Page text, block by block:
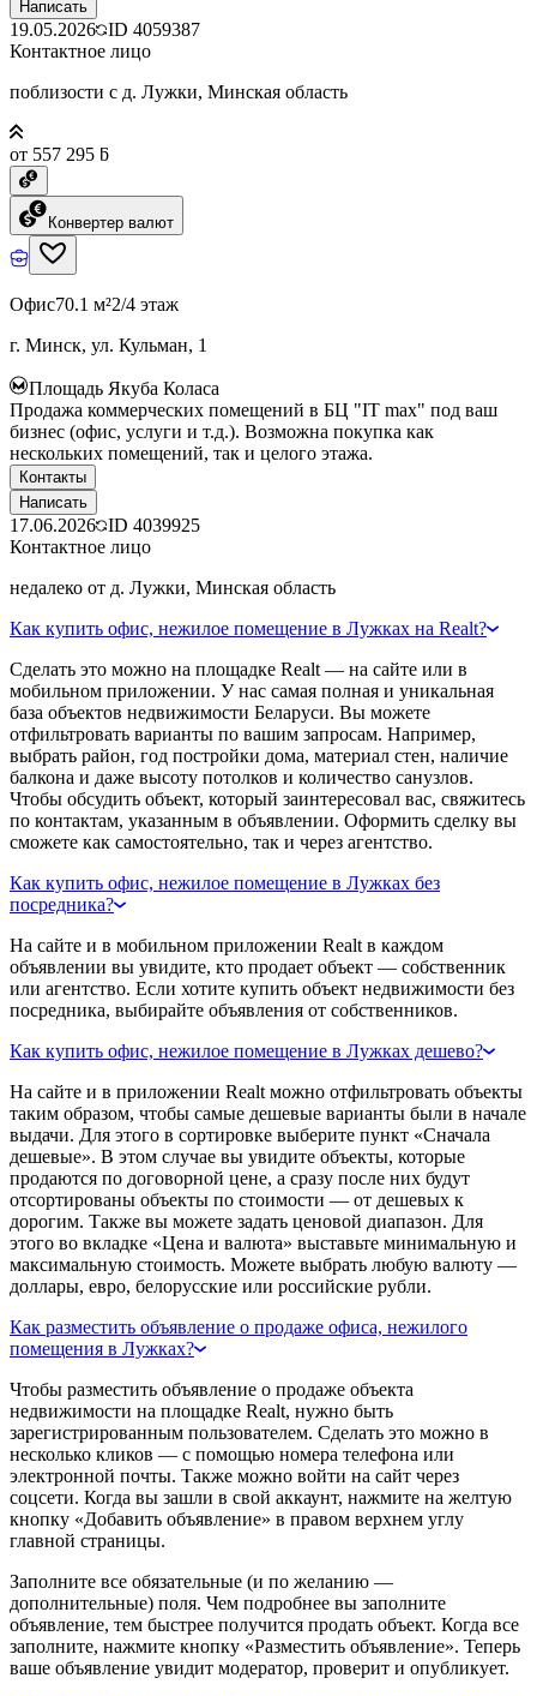
Написать
19.05.2026 ID 4059387
Контактное лицо
поблизости с д. Лужки, Минская область
от 557 295 ƃ
Конвертер валют
Офис70.1 м²2/4 этаж
г. Минск, ул. Кульман, 1
Площадь Якуба Коласа
Продажа коммерческих помещений в БЦ "IT max" под ваш
бизнес (офис, услуги и т.д.). Возможна покупка как
нескольких помещений, так и целого этажа.
Контакты
Написать
17.06.2026 ID 4039925
Контактное лицо
недалеко от д. Лужки, Минская область
Как купить офис, нежилое помещение в Лужках на Realt?
Сделать это можно на площадке Realt — на сайте или в
мобильном приложении. У нас самая полная и уникальная
база объектов недвижимости Беларуси. Вы можете
отфильтровать варианты по вашим запросам. Например,
выбрать район, год постройки дома, материал стен, наличие
балкона и даже высоту потолков и количество санузлов.
Чтобы обсудить объект, который заинтересовал вас, свяжитесь
по контактам, указанным в объявлении. Оформить сделку вы
сможете как самостоятельно, так и через агентство.
Как купить офис, нежилое помещение в Лужках без
посредника?
На сайте и в мобильном приложении Realt в каждом
объявлении вы увидите, кто продает объект — собственник
или агентство. Если хотите купить объект недвижимости без
посредника, выбирайте объявления от собственников.
Как купить офис, нежилое помещение в Лужках дешево?
На сайте и в приложении Realt можно отфильтровать объекты
таким образом, чтобы самые дешевые варианты были в начале
выдачи. Для этого в сортировке выберите пункт «Сначала
дешевые». В этом случае вы увидите объекты, которые
продаются по договорной цене, а сразу после них будут
отсортированы объекты по стоимости — от дешевых к
дорогим. Также вы можете задать ценовой диапазон. Для
этого во вкладке «Цена и валюта» выставьте минимальную и
максимальную стоимость. Можете выбрать любую валюту —
доллары, евро, белорусские или российские рубли.
Как разместить объявление о продаже офиса, нежилого
помещения в Лужках?
Чтобы разместить объявление о продаже объекта
недвижимости на площадке Realt, нужно быть
зарегистрированным пользователем. Сделать это можно в
несколько кликов — с помощью номера телефона или
электронной почты. Также можно войти на сайт через
соцсети. Когда вы зашли в свой аккаунт, нажмите на желтую
кнопку «Добавить объявление» в правом верхнем углу
главной страницы.
Заполните все обязательные (и по желанию —
дополнительные) поля. Чем подробнее вы заполните
объявление, тем быстрее получится продать объект. Когда все
заполните, нажмите кнопку «Разместить объявление». Теперь
ваше объявление увидит модератор, проверит и опубликует.